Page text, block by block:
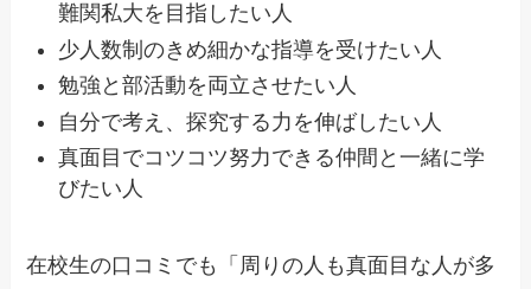
難関私大を目指したい人
少人数制のきめ細かな指導を受けたい人
勉強と部活動を両立させたい人
自分で考え、探究する力を伸ばしたい人
真面目でコツコツ努力できる仲間と一緒に学
びたい人
在校生の口コミでも「周りの人も真面目な人が多